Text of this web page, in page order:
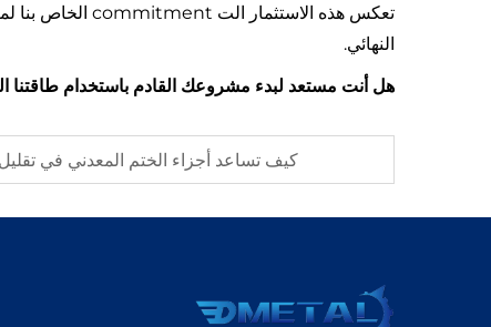
تعكس هذه الاستثمار الت commitment الخاص بنا لمبدأ "الجودة أولًا" ويعزز قدرتنا على توفير
النهائي.
هل أنت مستعد لبدء مشروعك القادم باستخدام
كيف تساعد أجزاء الختم المعدني في